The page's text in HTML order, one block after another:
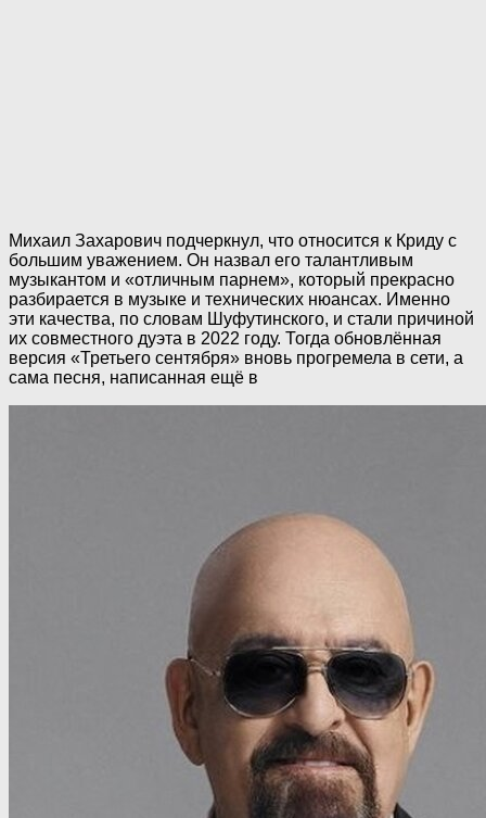
Михаил Захарович подчеркнул, что относится к Криду с
большим уважением. Он назвал его талантливым
музыкантом и «отличным парнем», который прекрасно
разбирается в музыке и технических нюансах. Именно
эти качества, по словам Шуфутинского, и стали причиной
их совместного дуэта в 2022 году. Тогда обновлённая
версия «Третьего сентября» вновь прогремела в сети, а
сама песня, написанная ещё в